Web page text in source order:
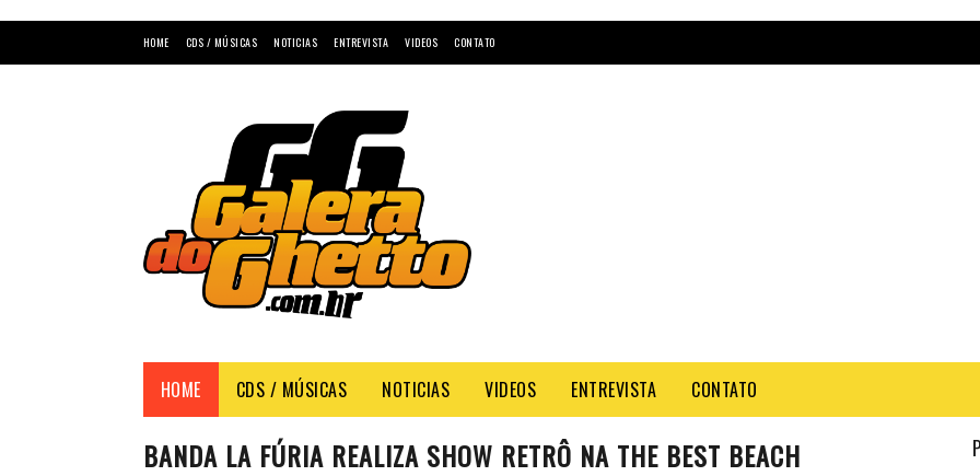
HOME CDS / MÚSICAS NOTICIAS ENTREVISTA VIDEOS CONTATO
HOME CDS / MÚSICAS NOTICIAS VIDEOS ENTREVISTA CONTATO
BANDA LA FÚRIA REALIZA SHOW RETRÔ NA THE BEST BEACH